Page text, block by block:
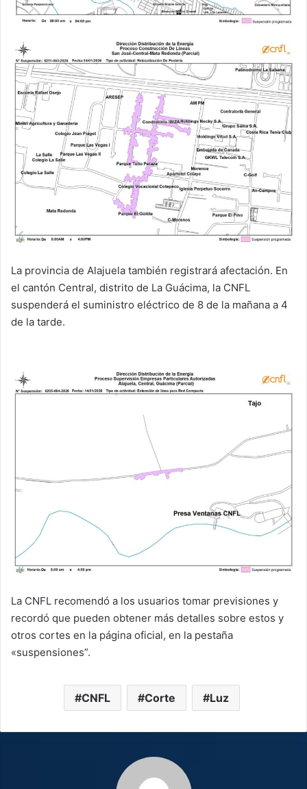
La provincia de Alajuela también registrará afectación. En
el cantón Central, distrito de La Guácima, la CNFL
suspenderá el suministro eléctrico de 8 de la mañana a 4
de la tarde.
La CNFL recomendó a los usuarios tomar previsiones y
recordó que pueden obtener más detalles sobre estos y
otros cortes en la página oficial, en la pestaña
«suspensiones”.
CNFL Corte Luz